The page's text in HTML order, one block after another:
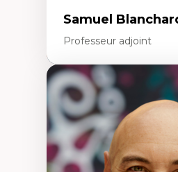
Samuel
Professeur adjoint
Expertises
Didactique des sciences –
d’enquête et culture
Éducation en milieu
construction identitaire
critique
Technologies éducatives